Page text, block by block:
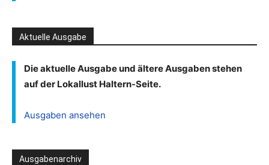
Aktuelle Ausgabe
Die aktuelle Ausgabe und ältere Ausgaben stehen
auf der Lokallust Haltern-Seite.
Ausgaben ansehen
Ausgabenarchiv